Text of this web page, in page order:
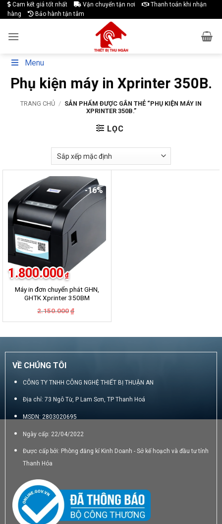
Skip
to
Cam kết giá tốt nhất Vận chuyển tận nơi
Thanh toán khi nhận
hàng
Bảo hành tận tâm
Menu
Phụ kiện máy in Xprinter 350B.
TRANG CHỦ / SẢN PHẨM ĐƯỢC GẮN THẺ “PHỤ KIỆN MÁY IN
XPRINTER 350B.”
LỌC
-16%
Máy in đơn chuyển phát GHN,
GHTK Xprinter 350BM
2.150.000 ₫
là:
1.800.000 ₫
tại
1.800.000₫.
VỀ CHÚNG TÔI
CÔNG TY TNHH CÔNG NGHỆ THIẾT BỊ THUẬN AN
Địa chỉ: 73 Ngô Từ, P Lam Sơn, TP Thanh Hoá
MSDN: 2803020695
Ngày cấp: 22/04/2022
Được cấp bởi: Phòng đăng kí Kinh Doanh - Sở kế hoạch và đầu tư tỉnh
Thanh Hóa